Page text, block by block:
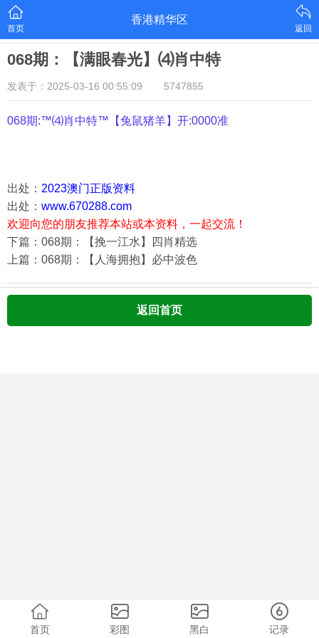
首页
香港精华区
返回
068期：【满眼春光】⑷肖中特
发表于：2025-03-16 00:55:09 5747855
068期:™⑷肖中特™【兔鼠猪羊】开:0000准
出处： 2023澳门正版资料
出处： www.670288.com
欢迎向您的朋友推荐本站或本资料，一起交流！
下篇：068期：【挽一江水】四肖精选
上篇：068期：【人海拥抱】必中波色
返回首页
首页 彩图 黑白 记录